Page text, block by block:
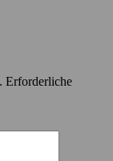
Erforderliche